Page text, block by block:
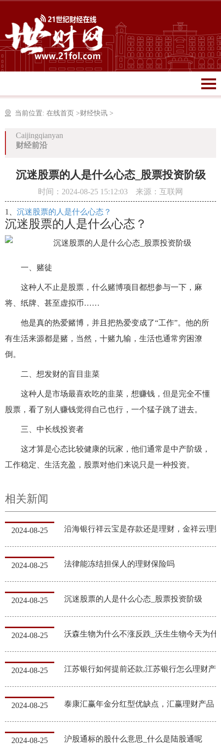
当前位置: 在线首页 >财经快讯 >
Caijingqianyan
财经前沿
沉迷股票的人是什么心态_股票投资阶级
时间：2024-08-25 15:12:03 来源：互联网
1、 沉迷股票的人是什么心态？
沉迷股票的人是什么心态？
一、赌徒
这种人不止是股票，什么赌博项目都想参与一下，麻
将、纸牌、甚至虚拟币……
他是真的热爱赌博，并且把热爱变成了“工作”。他的所
有生活来源都是赌，当然，十赌九输，生活也通常穷困潦
倒。
二、想发财的盲目韭菜
这种人是市场最喜欢吃的韭菜，想赚钱，但是完全不懂
股票，看了别人赚钱觉得自己也行，一个猛子跳了进去。
三、中长线投资者
这才算是心态比较健康的玩家，他们通常是中产阶级，
工作稳定、生活充盈，股票对他们来说只是一种投资。
相关新闻
2024-08-25
2024-08-25 法律能冻结担保人的理财保险吗
2024-08-25 沉迷股票的人是什么心态_股票投资阶级
2024-08-25
2024-08-25 江苏银行如何提前还款,江苏银行怎么理财产
2024-08-25 泰康汇赢年金分红型优缺点，汇赢理财产品
2024-08-25 沪股通标的股什么意思_什么是陆股通呢